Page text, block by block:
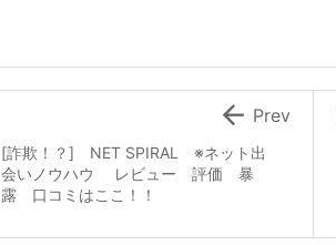
[詐欺！？] NET SPIRAL ※ネット出
会いノウハウ レビュー 評価 暴
露 口コミはここ！！
 Prev